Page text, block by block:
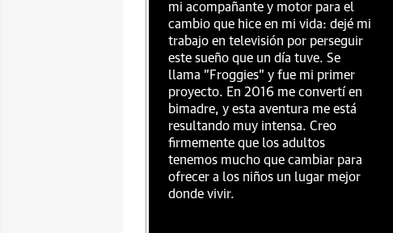
mi acompañante y motor para el
cambio que hice en mi vida: dejé mi
trabajo en televisión por perseguir
este sueño que un día tuve. Se
llama "Froggies" y fue mi primer
proyecto. En 2016 me convertí en
bimadre, y esta aventura me está
resultando muy intensa. Creo
firmemente que los adultos
tenemos mucho que cambiar para
ofrecer a los niños un lugar mejor
donde vivir.